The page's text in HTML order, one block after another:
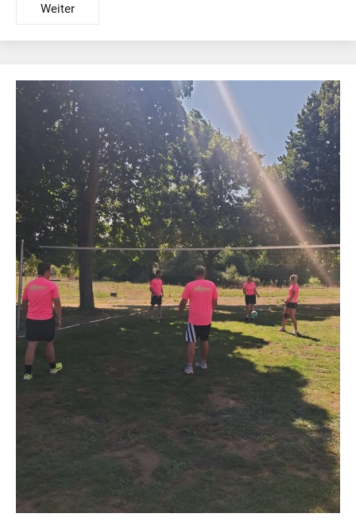
Weiter